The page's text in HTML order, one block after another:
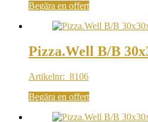
Begära en offert
Pizza.Well B/B
Artikelnr: 8106
Begära en offert